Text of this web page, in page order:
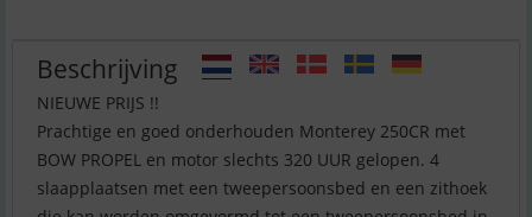
Beschrijving
NIEUWE PRIJS !!
Prachtige en goed onderhouden Monterey 250CR met
BOW PROPEL en motor slechts 320 UUR gelopen. 4
slaapplaatsen met een tweepersoonsbed en een zithoek